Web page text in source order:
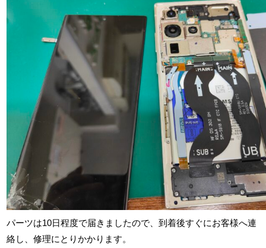
パーツは10日程度で届きましたので、到着後すぐにお客様へ連
絡し、修理にとりかかります。